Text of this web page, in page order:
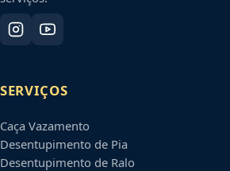
SERVIÇOS
Caça Vazamento
Desentupimento de Pia
Desentupimento de Ralo